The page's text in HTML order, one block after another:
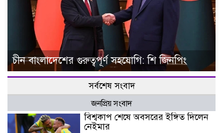
চীন বাংলাদেশের গুরুত্বপূর্ণ সহযোগি: শি জিনপিং
সর্বশেষ সংবাদ
জনপ্রিয় সংবাদ
বিশ্বকাপ শেষে অবসরের ইঙ্গিত দিলেন
নেইমার